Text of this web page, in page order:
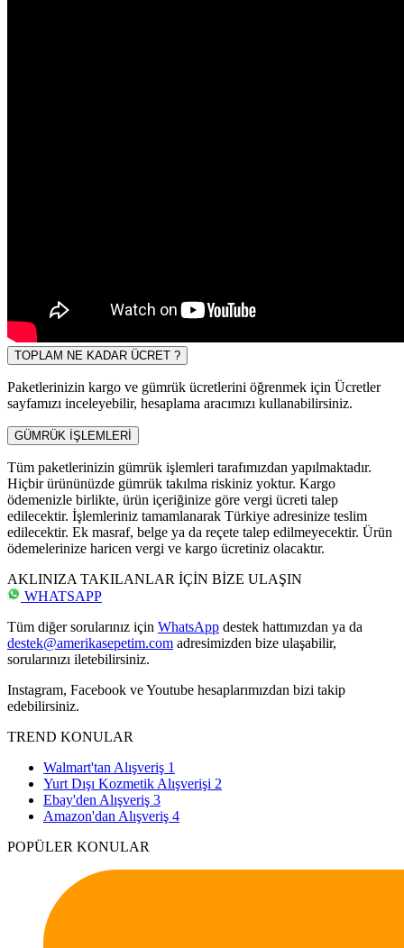
TOPLAM NE KADAR ÜCRET ?
Paketlerinizin kargo ve gümrük ücretlerini öğrenmek için Ücretler
sayfamızı inceleyebilir, hesaplama aracımızı kullanabilirsiniz.
GÜMRÜK İŞLEMLERİ
Tüm paketlerinizin gümrük işlemleri tarafımızdan yapılmaktadır.
Hiçbir ürününüzde gümrük takılma riskiniz yoktur. Kargo
ödemenizle birlikte, ürün içeriğinize göre vergi ücreti talep
edilecektir. İşlemleriniz tamamlanarak Türkiye adresinize teslim
edilecektir. Ek masraf, belge ya da reçete talep edilmeyecektir. Ürün
ödemelerinize haricen vergi ve kargo ücretiniz olacaktır.
AKLINIZA TAKILANLAR İÇİN BİZE ULAŞIN
WHATSAPP
Tüm diğer sorularınız için WhatsApp destek hattımızdan ya da
destek@amerikasepetim.com adresimizden bize ulaşabilir,
sorularınızı iletebilirsiniz.
Instagram, Facebook ve Youtube hesaplarımızdan bizi takip
edebilirsiniz.
TREND KONULAR
Walmart'tan Alışveriş 1
Yurt Dışı Kozmetik Alışverişi 2
Ebay'den Alışveriş 3
Amazon'dan Alışveriş 4
POPÜLER KONULAR